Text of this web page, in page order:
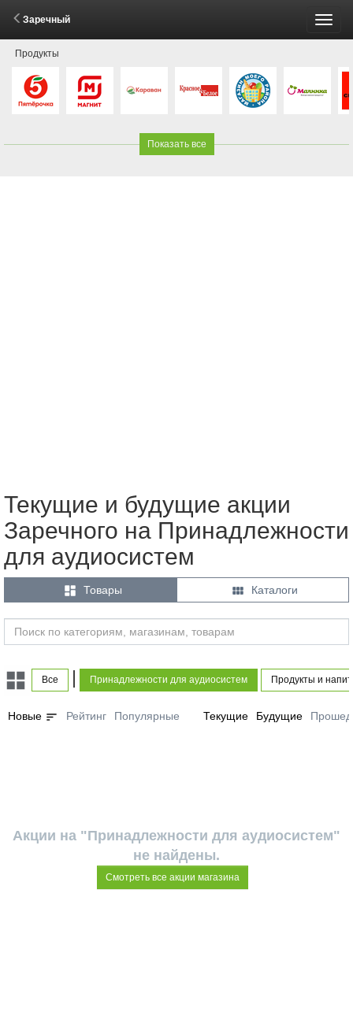
Заречный
Продукты
Показать все
Текущие и будущие акции
Заречного на Принадлежности
для аудиосистем
 Товары  Каталоги
Все Принадлежности для аудиосистем Продукты и
Новые sort Рейтинг Популярные Текущие Будущие
Акции на "Принадлежности для аудиосистем"
не найдены.
Смотреть все акции магазина